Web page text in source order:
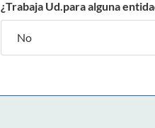
¿Trabaja Ud.para alguna